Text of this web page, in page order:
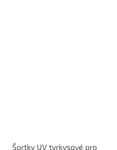
Šortky UV tyrkysové pro